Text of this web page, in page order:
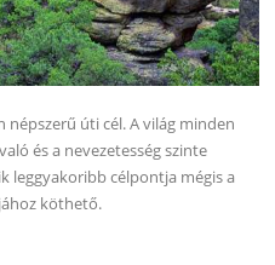
népszerű úti cél. A világ minden
és a nevezetesség szinte
leggyakoribb célpontja mégis a
köthető.